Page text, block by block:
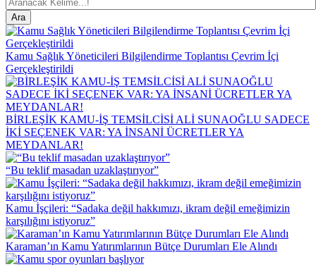
Kamu Sağlık Yöneticileri Bilgilendirme Toplantısı Çevrim İçi
Gerçekleştirildi
BİRLEŞİK KAMU-İŞ TEMSİLCİSİ ALİ SUNAOĞLU SADECE
İKİ SEÇENEK VAR: YA İNSANİ ÜCRETLER YA
MEYDANLAR!
“Bu teklif masadan uzaklaştırıyor”
Kamu İşçileri: “Sadaka değil hakkımızı, ikram değil emeğimizin
karşılığını istiyoruz”
Karaman’ın Kamu Yatırımlarının Bütçe Durumları Ele Alındı